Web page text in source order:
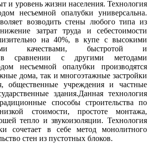
и уровень жизни населения. Технология
несъемной опалубки универсальна.
возводить стены любого типа из
затрат труда и себестоимости
на 40%, в купе с высокими
качествами, быстротой и
в сравнении с другими методами
несъемной опалубки производятся
дома, так и многоэтажные застройки
общественные учреждения и частные
здания.Данная технология
способы строительства по
стоимости, простоте монтажа,
тепло и звукоизоляции. Технология
сочетает в себе метод монолитного
стен из пустотных блоков.